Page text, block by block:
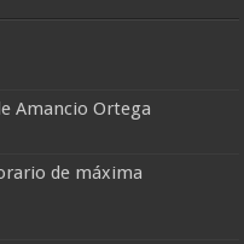
Amancio Ortega
de máxima